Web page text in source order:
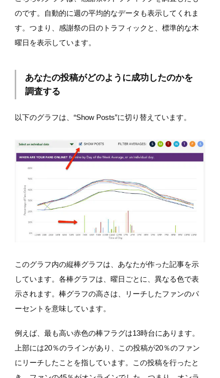
のです。自動的に週の平均的なデータも表示してくれま
す。つまり、感謝祭の日のトラフィックと、標準的な木
曜日を表示しています。
あなたの投稿がどのように成功したのかを
調査する
以下のグラフは、“Show Posts”に切り替えています。
このグラフ内の縦棒グラフは、あなたが作った記事を示
しています。各棒グラフは、曜日ごとに、異なる色で表
示されます。棒グラフの高さは、リーチしたファンのパ
ーセントを意味しています。
例えば、最も高い赤色の棒フラグは13時台にあります。
上部には20％のラインがあり、この投稿が20％のファン
にリーチしたことを指しています。この投稿を行ったと